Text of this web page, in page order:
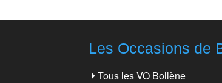
Les Occasions de
Tous les VO Bollène